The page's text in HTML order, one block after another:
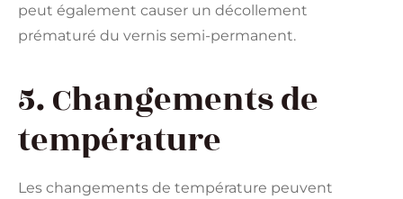
peut également causer un décollement
prématuré du vernis semi-permanent.
5. Changements de
température
Les changements de température peuvent